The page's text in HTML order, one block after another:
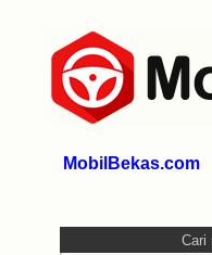
MobilBekas.com
Cari